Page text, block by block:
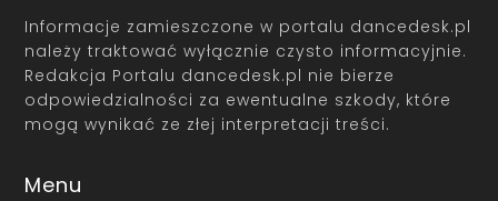
Informacje zamieszczone w portalu dancedesk.pl
należy traktować wyłącznie czysto informacyjnie.
Redakcja Portalu dancedesk.pl nie bierze
odpowiedzialności za ewentualne szkody, które
mogą wynikać ze złej interpretacji treści.
Menu